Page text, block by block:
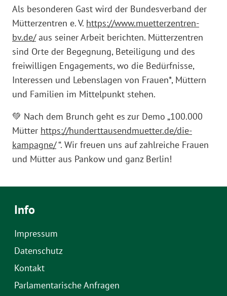
Als besonderen Gast wird der Bundesverband der
Mütterzentren e. V. https://www.muetterzentren-
bv.de/aus seiner Arbeit berichten. Mütterzentren
sind Orte der Begegnung, Beteiligung und des
freiwilligen Engagements, wo die Bedürfnisse,
Interessen und Lebenslagen von Frauen*, Müttern
und Familien im Mittelpunkt stehen.
💚 Nach dem Brunch geht es zur Demo „100.000
Mütter https://hunderttausendmuetter.de/die-
kampagne/“. Wir freuen uns auf zahlreiche Frauen
und Mütter aus Pankow und ganz Berlin!
Info
Impressum
Datenschutz
Kontakt
Parlamentarische Anfragen